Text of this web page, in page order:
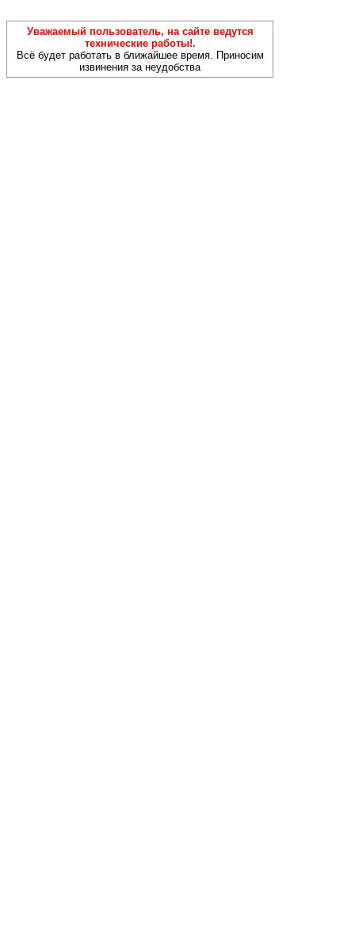
Уважаемый пользователь, на сайте ведутся
технические работы!.
Всё будет работать в ближайшее время. Приносим
извинения за неудобства